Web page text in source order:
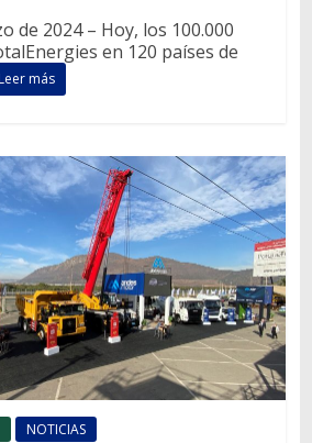
de 2024 – Hoy, los 100.000
en 120 países de
más
NOTICIAS